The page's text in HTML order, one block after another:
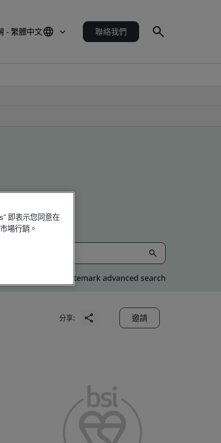
- 繁體中文 聯絡我們
Kitemark advanced search
分享: 邀請
即表示您同意在
場行銷。